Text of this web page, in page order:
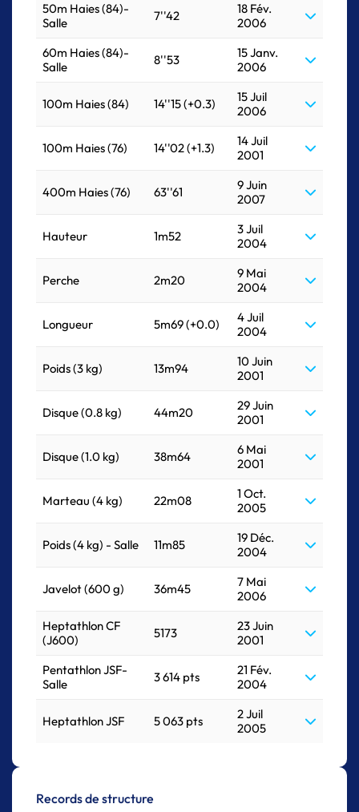
50m Haies (84)-
Salle
7''42
18 Fév.
2006
60m Haies (84)-
Salle
8''53
15 Janv.
2006
100m Haies (84) 14''15 (+0.3)
15 Juil
2006
100m Haies (76) 14''02 (+1.3)
14 Juil
2001
400m Haies (76) 63''61
9 Juin
2007
Hauteur 1m52
3 Juil
2004
Perche 2m20
9 Mai
2004
Longueur 5m69 (+0.0)
4 Juil
2004
Poids (3 kg) 13m94
10 Juin
2001
Disque (0.8 kg) 44m20
29 Juin
2001
Disque (1.0 kg) 38m64
6 Mai
2001
Marteau (4 kg) 22m08
1 Oct.
2005
Poids (4 kg) - Salle 11m85
19 Déc.
2004
Javelot (600 g) 36m45
7 Mai
2006
Heptathlon CF
(J600)
5173
23 Juin
2001
Pentathlon JSF-
Salle
3 614 pts
21 Fév.
2004
Heptathlon JSF 5 063 pts
2 Juil
2005
Records de structure